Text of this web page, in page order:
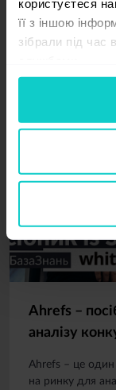
користуєтеся
її з іншою
зібрали під час
Ahrefs –
аналізу
Ahrefs – це один
на ринку для